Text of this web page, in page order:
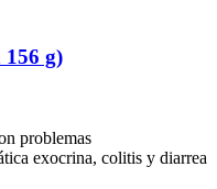
g)
problemas
exocrina, colitis y diarrea